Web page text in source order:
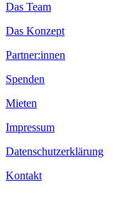
Das Team
Das Konzept
Partner:innen
Spenden
Mieten
Impressum
Datenschutzerklärung
Kontakt